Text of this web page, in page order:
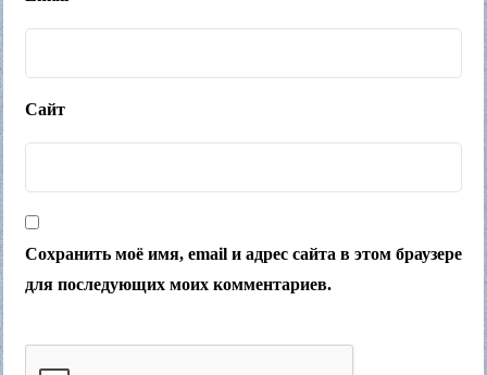
Сайт
Сохранить моё имя, email и адрес сайта в этом браузере
для последующих моих комментариев.